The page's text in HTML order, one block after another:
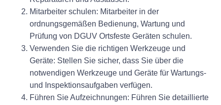
Mitarbeiter schulen: Mitarbeiter in der
ordnungsgemäßen Bedienung, Wartung und
Prüfung von DGUV Ortsfeste Geräten schulen.
Verwenden Sie die richtigen Werkzeuge und
Geräte: Stellen Sie sicher, dass Sie über die
notwendigen Werkzeuge und Geräte für Wartungs-
und Inspektionsaufgaben verfügen.
Führen Sie Aufzeichnungen: Führen Sie detaillierte